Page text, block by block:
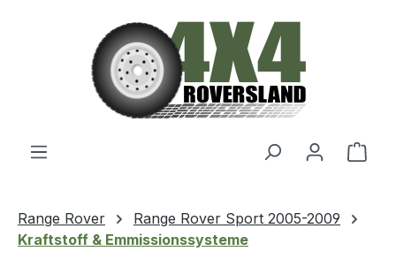
Zum Hauptinhalt springen
Range Rover
Range Rover Sport 2005-2009
Kraftstoff & Emmissionssysteme